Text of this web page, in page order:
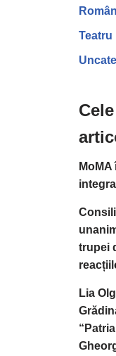
Teatru
trupei
Lia